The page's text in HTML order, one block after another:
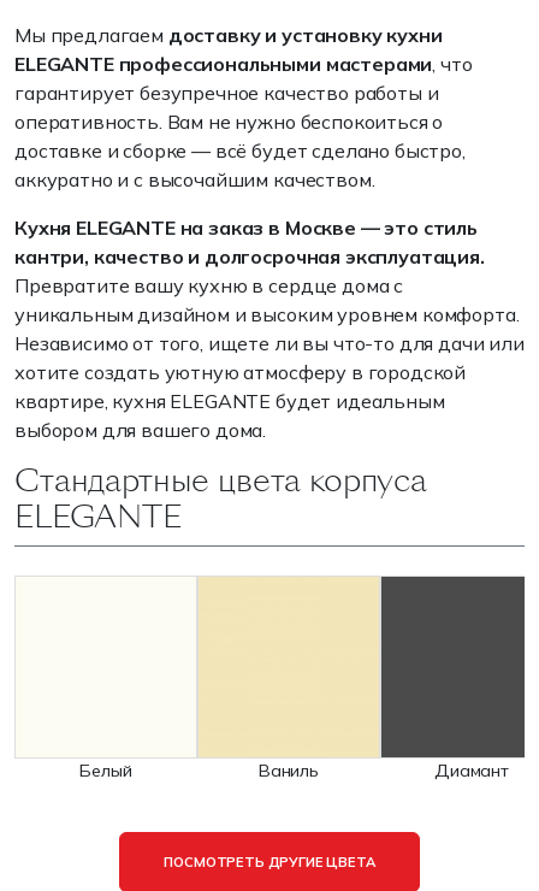
Мы предлагаем доставку и установку кухни
ELEGANTE профессиональными мастерами, что
гарантирует безупречное качество работы и
оперативность. Вам не нужно беспокоиться о
доставке и сборке — всё будет сделано быстро,
аккуратно и с высочайшим качеством.
Кухня ELEGANTE на заказ в Москве — это стиль
кантри, качество и долгосрочная эксплуатация.
Превратите вашу кухню в сердце дома с
уникальным дизайном и высоким уровнем комфорта.
Независимо от того, ищете ли вы что-то для дачи или
хотите создать уютную атмосферу в городской
квартире, кухня ELEGANTE будет идеальным
выбором для вашего дома.
Стандартные цвета корпуса
ELEGANTE
Белый Ваниль Диамант
ПОСМОТРЕТЬ ДРУГИЕ ЦВЕТА